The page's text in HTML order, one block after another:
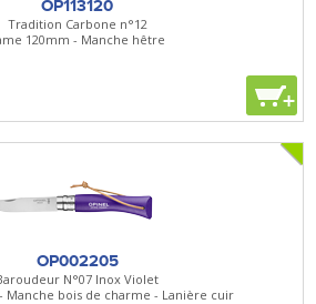
OP113120
Tradition Carbone n°12
120mm - Manche hêtre
+
OP002205
N°07 Inox Violet
Manche bois de charme - Lanière cuir